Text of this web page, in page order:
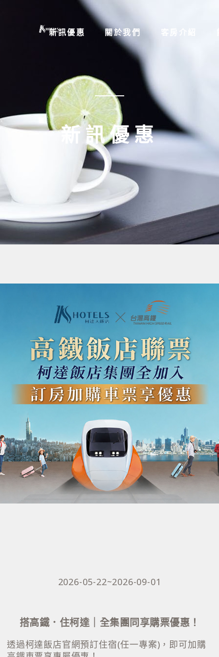
新訊優惠 關於我們 客房介紹
新訊優惠
2026-05-22~2026-09-01
搭高鐵．住柯達｜全集團同享購票優惠！
透過柯達飯店官網預訂住宿(任一專案)，即可加購